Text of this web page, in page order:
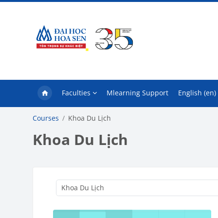
Faculties Mlearning Support English ‎(en)‎
Courses Khoa Du Lịch
Khoa Du Lịch